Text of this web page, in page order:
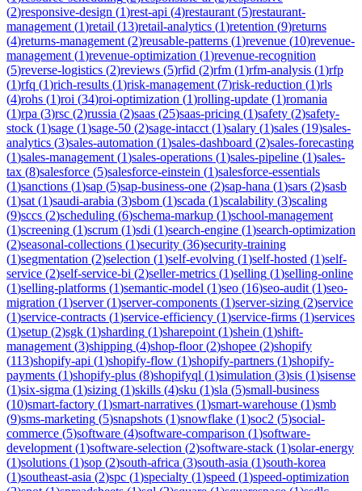
(2)responsive-design (1)rest-api (4)restaurant (5)restaurant-
management (1)retail (13)retail-analytics (1)retention (9)returns
(4)returns-management (2)reusable-patterns (1)revenue (10)revenue-
management (1)revenue-optimization (1)revenue-recognition
(5)reverse-logistics (2)reviews (5)rfid (2)rfm (1)rfm-analysis (1)rfp
(1)rfq (1)rich-results (1)risk-management (7)risk-reduction (1)rls
(4)rohs (1)roi (34)roi-optimization (1)rolling-update (1)romania
(1)rpa (3)rsc (2)russia (2)saas (25)saas-pricing (1)safety (2)safety-
stock (1)sage (1)sage-50 (2)sage-intacct (1)salary (1)sales (19)sales-
analytics (3)sales-automation (1)sales-dashboard (2)sales-forecasting
(1)sales-management (1)sales-operations (1)sales-pipeline (1)sales-
tax (8)salesforce (5)salesforce-einstein (1)salesforce-essentials
(1)sanctions (1)sap (5)sap-business-one (2)sap-hana (1)sars (2)sasb
(1)sat (1)saudi-arabia (3)sbom (1)scada (1)scalability (3)scaling
(9)sccs (2)scheduling (6)schema-markup (1)school-management
(1)screening (1)scrum (1)sdi (1)search-engine (1)search-optimization
(2)seasonal-collections (1)security (36)security-training
(1)segmentation (2)selection (1)self-evolving (1)self-hosted (1)self-
service (2)self-service-bi (2)seller-metrics (1)selling (1)selling-online
(1)selling-platforms (1)semantic-model (1)seo (16)seo-audit (1)seo-
migration (1)server(1)server-components (1)server-sizing (2)service
(1)service-contracts (1)service-efficiency (1)service-firms (1)services
(1)setup (2)sgk (1)sharding (1)sharepoint (1)shein (1)shift-
management (3)shipping (4)shop-floor(2)shopee (2)shopify
(113)shopify-api (1)shopify-flow (1)shopify-partners (1)shopify-
payments (1)shopify-plus (8)shopifyql (1)simulation (3)sis (1)sisense
(1)six-sigma (1)sizing (1)skills (4)sku (1)sla (5)small-business
(10)smart-factory (1)smart-narratives (1)smart-warehouse (1)smb
(9)sms-marketing (5)snapshots (1)snowflake (1)soc2 (5)social-
commerce (5)software (4)software-comparison (1)software-
development (1)software-selection (2)software-stack (1)solar-energy
(1)solutions (1)sop (2)south-africa (3)south-asia (1)south-korea
(1)southeast-asia (2)spc (1)specialty (1)speed (1)speed-optimization